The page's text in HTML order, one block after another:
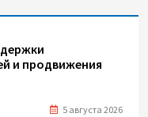
и продвижения
5 августа 2026